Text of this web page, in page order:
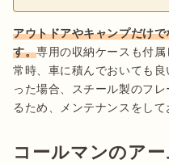
アウトドアやキャンプだけ
す。専用の収納ケースも付
常時、車に積んでおいても
った場合、スチール製のフ
るため、メンテナンスをして
コールマンのア